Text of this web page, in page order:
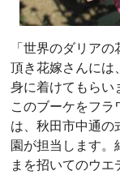
「世界のダリア
頂き花嫁さんには
身に着けてもらい
このブーケをフラ
は、秋田市中通
園が担当します。
まを招いてのウ